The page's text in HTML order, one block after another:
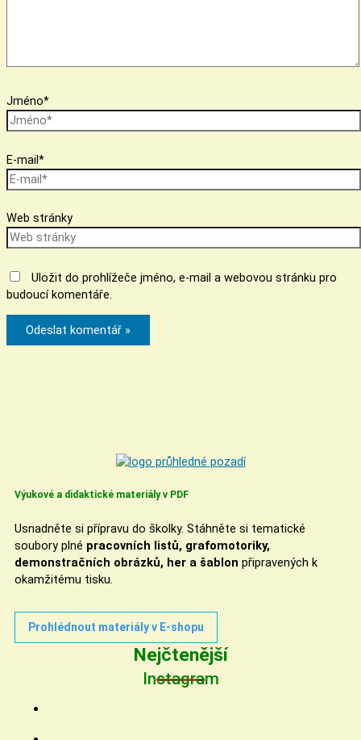
Jméno*
E-mail*
Web stránky
Uložit do prohlížeče jméno, e-mail a webovou stránku pro
budoucí komentáře.
Výukové a didaktické materiály v PDF
Usnadněte si přípravu do školky. Stáhněte si tematické
soubory plné pracovních listů, grafomotoriky,
demonstračních obrázků, her a šablon připravených k
okamžitému tisku.
Prohlédnout materiály v E-shopu
Nejčtenější
Instagram